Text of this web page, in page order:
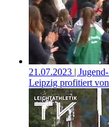
21.07.2023 |
Leipzig profitiert